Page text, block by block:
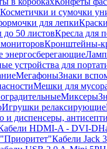
Косметички и сумочки
для лепки
50 листовКресла для
Кронштейны-
устройства для
МегафоныЗнаки
Мешки для
Миксеры
Игрушки релаксирующие
диспенсеры,
HDMI-A - DVI-D
Кабели Jack